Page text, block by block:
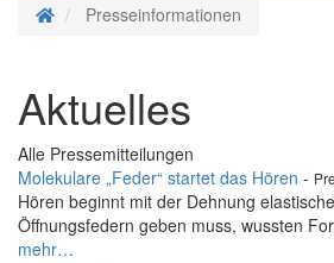
StartseitePresseinformationen
Aktuelles
Alle Pressemitteilungen
Molekulare „Feder“ startet das Hören -
Hören beginnt mit der Dehnung
Öffnungsfedern geben muss, wussten
mehr…